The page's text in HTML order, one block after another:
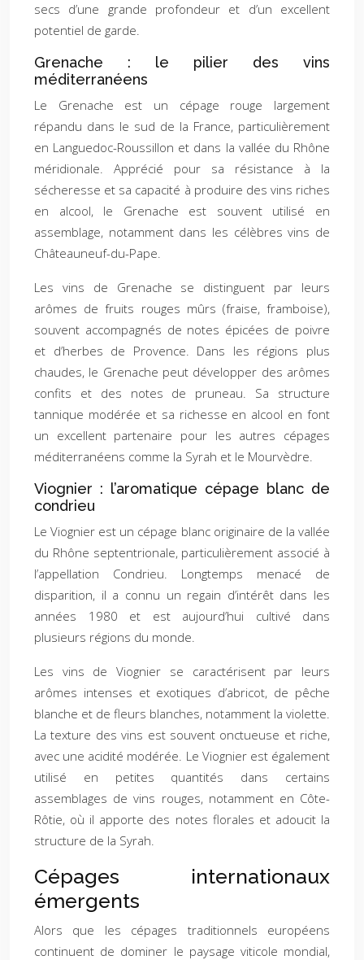
secs d’une grande profondeur et d’un excellent
potentiel de garde.
Grenache : le pilier des vins
méditerranéens
Le Grenache est un cépage rouge largement
répandu dans le sud de la France, particulièrement
en Languedoc-Roussillon et dans la vallée du Rhône
méridionale. Apprécié pour sa résistance à la
sécheresse et sa capacité à produire des vins riches
en alcool, le Grenache est souvent utilisé en
assemblage, notamment dans les célèbres vins de
Châteauneuf-du-Pape.
Les vins de Grenache se distinguent par leurs
arômes de fruits rouges mûrs (fraise, framboise),
souvent accompagnés de notes épicées de poivre
et d’herbes de Provence. Dans les régions plus
chaudes, le Grenache peut développer des arômes
confits et des notes de pruneau. Sa structure
tannique modérée et sa richesse en alcool en font
un excellent partenaire pour les autres cépages
méditerranéens comme la Syrah et le Mourvèdre.
Viognier : l’aromatique cépage blanc de
condrieu
Le Viognier est un cépage blanc originaire de la vallée
du Rhône septentrionale, particulièrement associé à
l’appellation Condrieu. Longtemps menacé de
disparition, il a connu un regain d’intérêt dans les
années 1980 et est aujourd’hui cultivé dans
plusieurs régions du monde.
Les vins de Viognier se caractérisent par leurs
arômes intenses et exotiques d’abricot, de pêche
blanche et de fleurs blanches, notamment la violette.
La texture des vins est souvent onctueuse et riche,
avec une acidité modérée. Le Viognier est également
utilisé en petites quantités dans certains
assemblages de vins rouges, notamment en Côte-
Rôtie, où il apporte des notes florales et adoucit la
structure de la Syrah.
Cépages internationaux
émergents
Alors que les cépages traditionnels européens
continuent de dominer le paysage viticole mondial,